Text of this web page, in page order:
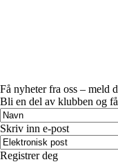
Få nyheter fra oss – meld
Bli en del av klubben og
Skriv inn e-post
Registrer deg